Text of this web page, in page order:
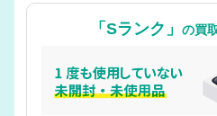
「Sランク」 の買